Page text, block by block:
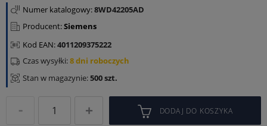
Numer katalogowy:8WD42205AD
Producent:Siemens
Kod EAN:4011209375222
Stan w magazynie:500 szt.
Czas wysyłki:8 dni roboczych
DODAJ DO KOSZYKA